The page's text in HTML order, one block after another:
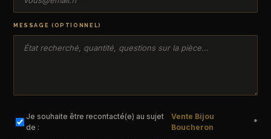
MESSAGE (OPTIONNEL)
Je souhaite être recontacté(e) au sujet
de :
Vente Bijou
Boucheron
*